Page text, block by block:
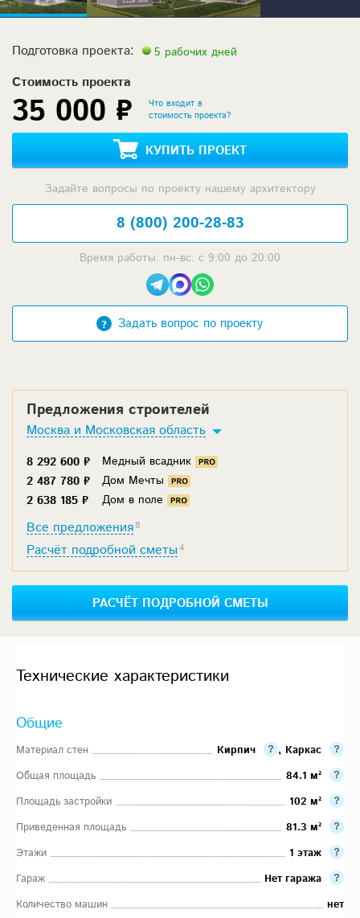
Подготовка проекта: 5 рабочих дней
Стоимость проекта
35 000 ₽
Что входит в
стоимость проекта?
КУПИТЬ ПРОЕКТ
Задайте вопросы по проекту нашему архитектору
8 (800) 200-28-83
Время работы: пн-вс: с 9:00 до 20:00
Задать вопрос по проекту
Предложения строителей
Москва и Московская область
8 292 600 ₽
Медный всадник
2 487 780 ₽
Дом Мечты
2 638 185 ₽
Дом в поле
Все предложения8
Расчёт подробной сметы4
РАСЧЁТ ПОДРОБНОЙ СМЕТЫ
Технические характеристики
Общие
Материал стен Кирпич , Каркас
Общая площадь
84.1 м²
Площадь застройки
102 м²
Приведенная площадь
81.3 м²
Этажи
1 этаж
Гараж
Нет гаража
Количество машин
нет